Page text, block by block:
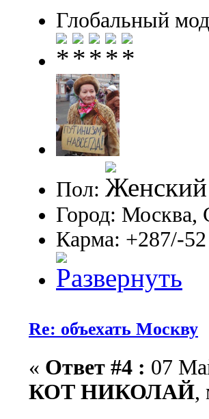
Глобальный
Пол:
Город:
Карма: +287/-52
Re: объехать Москву
« Ответ #4 : 07
КОТ НИКОЛАЙ,